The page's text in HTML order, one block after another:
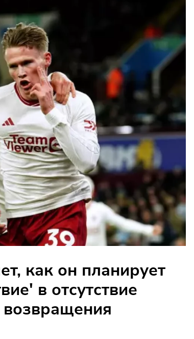
как он планирует
в отсутствие